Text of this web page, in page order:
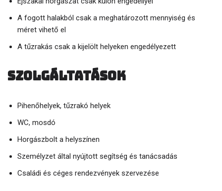
A fogott halakból csak a meghatározott mennyiség és
méret vihető el
A tűzrakás csak a kijelölt helyeken engedélyezett
Szolgáltatások
Pihenőhelyek, tűzrakó helyek
WC, mosdó
Horgászbolt a helyszínen
Személyzet által nyújtott segítség és tanácsadás
Családi és céges rendezvények szervezése